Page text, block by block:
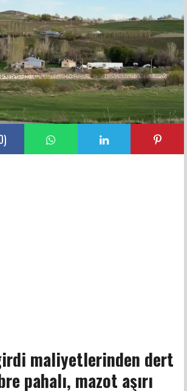
)
maliyetlerinden dert
pahalı, mazot aşırı